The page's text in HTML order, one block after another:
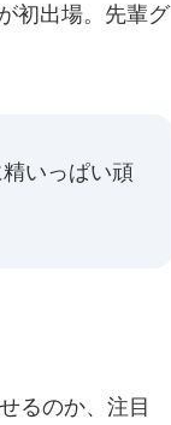
初出場。先輩グ
いっぱい頑
るのか、注目